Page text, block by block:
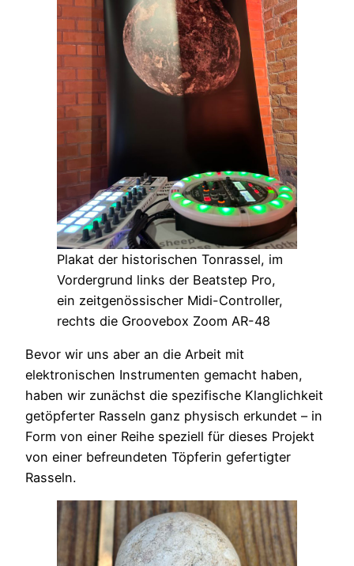
Plakat der historischen Tonrassel, im
Vordergrund links der Beatstep Pro,
ein zeitgenössischer Midi-Controller,
rechts die Groovebox Zoom AR-48
Bevor wir uns aber an die Arbeit mit
elektronischen Instrumenten gemacht haben,
haben wir zunächst die spezifische Klanglichkeit
getöpferter Rasseln ganz physisch erkundet – in
Form von einer Reihe speziell für dieses Projekt
von einer befreundeten Töpferin gefertigter
Rasseln.